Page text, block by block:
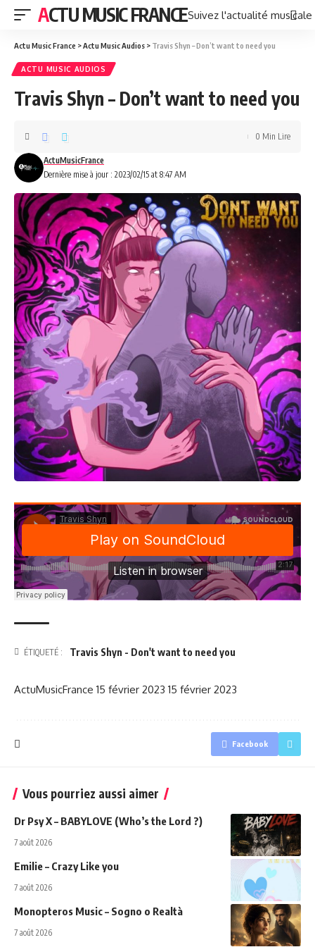
ACTU MUSIC FRANCESuivez l'actualité
Actu Music France >Actu Music Audios > Travis Shyn – Don’t want to need you
ACTU MUSIC AUDIOS
Travis Shyn – Don’t want to need you
Dernière mise à jour : 2023/02/15 at 8:47 AM
ActuMusicFrance
0 Min Lire
ÉTIQUETÉ : Travis Shyn - Don't want to need you
ActuMusicFrance 15 février 2023 15 février 2023
Facebook
Vous pourriez aussi aimer
Dr Psy X – BABYLOVE (Who’s the Lord ?)
7 août 2026
Emilie – Crazy Like you
7 août 2026
Monopteros Music – Sogno o Realtà
7 août 2026